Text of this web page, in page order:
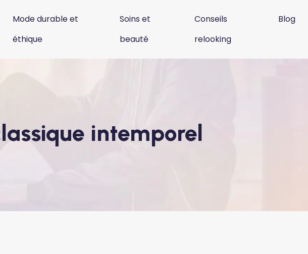
Mode durable et
éthique
Soins et
beauté
Conseils
relooking
Blog
intemporel